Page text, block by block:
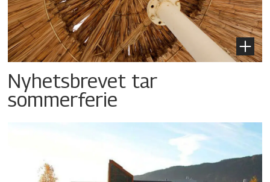
Nyhetsbrevet tar
sommerferie